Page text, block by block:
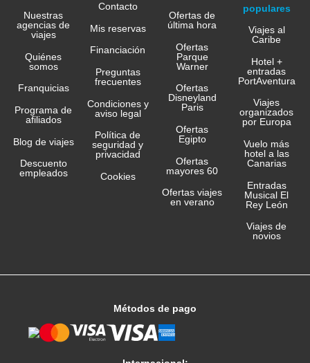
Nuestras
agencias de
viajes
Quiénes
somos
Franquicias
Programa de
afiliados
Blog de viajes
Descuento
empleados
Contacto
Mis reservas
Financiación
Preguntas
frecuentes
Condiciones y
aviso legal
Política de
seguridad y
privacidad
Cookies
Ofertas de
última hora
Ofertas
Parque
Warner
Ofertas
Disneyland
Paris
Ofertas
Egipto
Ofertas
mayores 60
Ofertas viajes
en verano
populares
Viajes al
Caribe
Hotel +
entradas
PortAventura
Viajes
organizados
por Europa
Vuelo más
hotel a las
Canarias
Entradas
Musical El
Rey León
Viajes de
novios
Métodos de pago